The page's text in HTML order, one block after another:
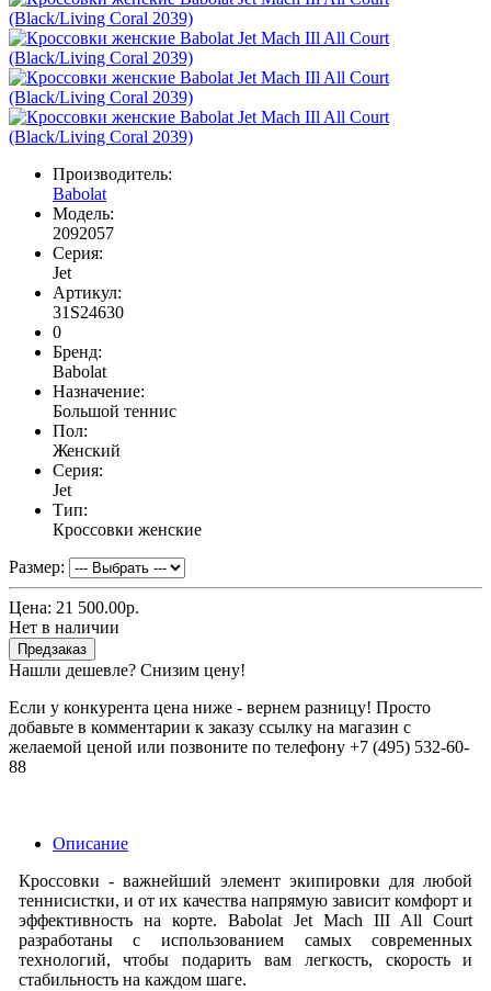
Производитель:
Babolat
Модель:
2092057
Серия:
Jet
Артикул:
31S24630
0
Бренд:
Babolat
Назначение:
Большой теннис
Пол:
Женский
Серия:
Jet
Тип:
Кроссовки женские
Размер:
Цена: 21 500.00р.
Нет в наличии
Предзаказ
Нашли дешевле? Снизим цену!
Если у конкурента цена ниже - вернем разницу! Просто
добавьте в комментарии к заказу ссылку на магазин с
желаемой ценой или позвоните по телефону +7 (495) 532-60-
88
Описание
Кроссовки - важнейший элемент экипировки для любой
теннисистки, и от их качества напрямую зависит комфорт и
эффективность на корте. Babolat Jet Mach III All Court
разработаны с использованием самых современных
технологий, чтобы подарить вам легкость, скорость и
стабильность на каждом шаге.